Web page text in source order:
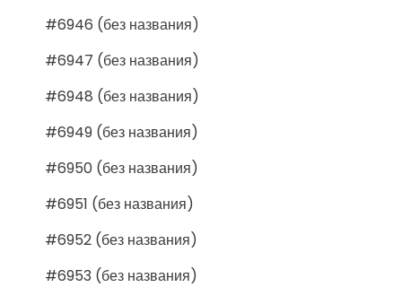
#6946 (без названия)
#6947 (без названия)
#6948 (без названия)
#6949 (без названия)
#6950 (без названия)
#6951 (без названия)
#6952 (без названия)
#6953 (без названия)